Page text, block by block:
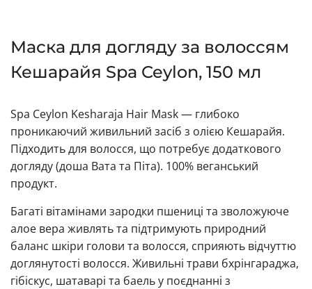
Маска для догляду за волоссям
Кешарайя Spa Ceylon, 150 мл
Spa Ceylon Kesharaja Hair Mask — глибоко
проникаючий живильний засіб з олією Кешарайя.
Підходить для волосся, що потребує додаткового
догляду (доша Вата та Піта). 100% веганський
продукт.
Багаті вітамінами зародки пшениці та зволожуюче
алое вера живлять та підтримують природний
баланс шкіри голови та волосся, сприяють відчуттю
доглянутості волосся. Живильні трави бхрінгараджа,
гібіскус, шатаварі та баель у поєднанні з